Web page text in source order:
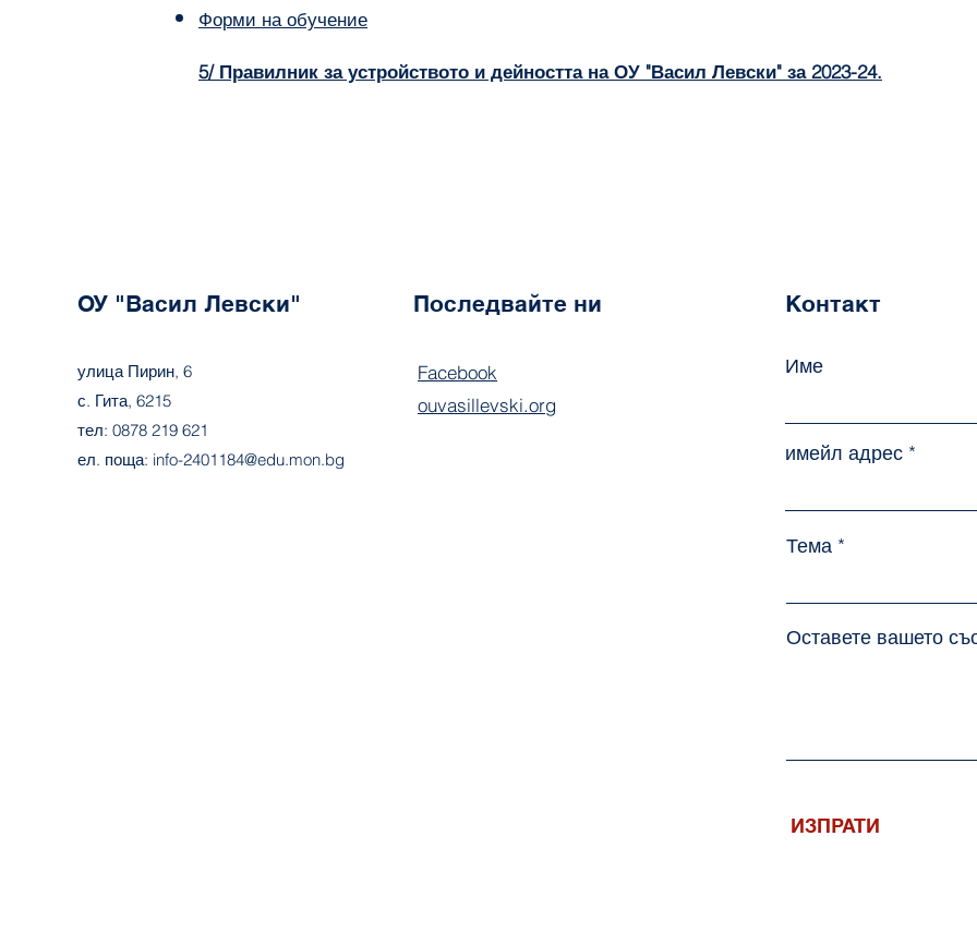
Форми на обучение
5/ Правилник за устройството и дейността на ОУ "Васил Левски" за 2023-24.
ОУ "Васил Левски"
улица Пирин, 6
с. Гита, 6215
тел: 0878 219 621
ел. поща: info-2401184@edu.mon.bg
Последвайте ни
Facebook
ouvasillevski.org
Контакт
Име
имейл адрес
Тема
Оставете вашето
ИЗПРАТИ